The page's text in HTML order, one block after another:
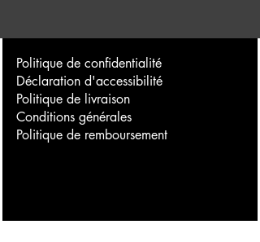
Politique de confidentialité
Déclaration d'accessibilité
Politique de livraison
Conditions générales
Politique de remboursement